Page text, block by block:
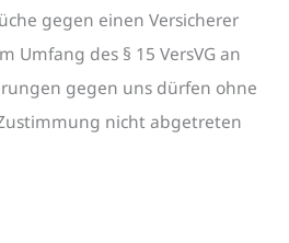
gegen einen Versicherer
Umfang des § 15 VersVG an
gegen uns dürfen ohne
nicht abgetreten